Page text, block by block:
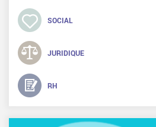
SOCIAL
JURIDIQUE
RH